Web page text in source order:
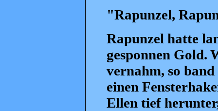
"Rapunzel,
Rapunzel hatte
gesponnen Gold.
vernahm, so
einen
Ellen tief